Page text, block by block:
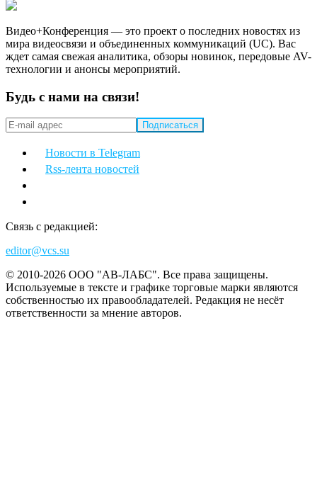
Видео+Конференция — это проект о последних новостях из
мира видеосвязи и объединенных коммуникаций (UC). Вас
ждет самая свежая аналитика, обзоры новинок, передовые AV-
технологии и анонсы мероприятий.
Будь с нами на связи!
Новости в Telegram
Rss-лента новостей
Связь с редакцией:
editor@vcs.su
© 2010-2026 ООО "АВ-ЛАБС". Все права защищены.
Используемые в тексте и графике торговые марки являются
собственностью их правообладателей. Редакция не несёт
ответственности за мнение авторов.